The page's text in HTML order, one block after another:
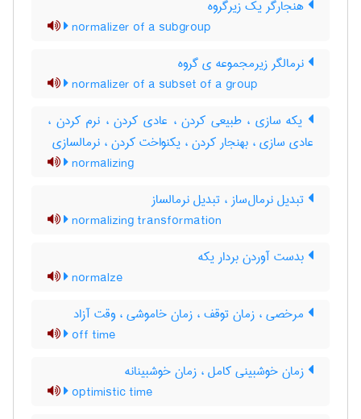
هنجارگر یک زیرگروه
normalizer of a subgroup
نرمالگر زیرمجموعه ی گروه
normalizer of a subset of a group
یکه سازی ، طبیعی کردن ، عادی کردن ، نرم کردن ،
عادی سازی ، بهنجار کردن ، یکنواخت کردن ، نرمالسازی
normalizing
تبدیل نرمال‌ساز ، تبدیل نرمالساز
normalizing transformation
بدست آوردن بردار یکه
normalze
مرخصی ، زمان توقف ، زمان خاموشی ، وقت آزاد
off time
زمان خوشبینی کامل ، زمان خوشبینانه
optimistic time